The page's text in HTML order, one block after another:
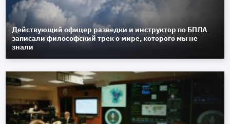
Действующий офицер разведки и инструктор по БПЛА
записали философский трек о мире, которого мы не
знали